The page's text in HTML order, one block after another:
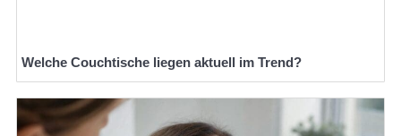
Welche Couchtische liegen aktuell im Trend?